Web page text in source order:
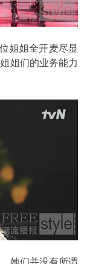
姐姐全开麦尽显
姐们的业务能力